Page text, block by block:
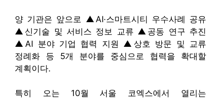
양 기관은 앞으로 ▲AI·스마트시티 우수사례 공유
▲신기술 및 서비스 정보 교류 ▲공동 연구 추진
▲AI 분야 기업 협력 지원 ▲상호 방문 및 교류
정례화 등 5개 분야를 중심으로 협력을 확대할
계획이다.
특히 오는 10월 서울 코엑스에서 열리는